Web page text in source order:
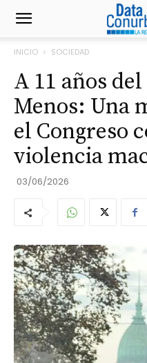
INICIO SOCIEDAD
A 11 años
Menos: Una
el Congreso
violencia
03/06/2026